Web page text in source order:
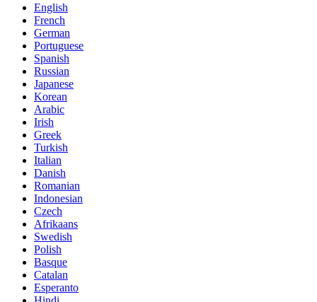
English
French
German
Portuguese
Spanish
Russian
Japanese
Korean
Arabic
Irish
Greek
Turkish
Italian
Danish
Romanian
Indonesian
Czech
Afrikaans
Swedish
Polish
Basque
Catalan
Esperanto